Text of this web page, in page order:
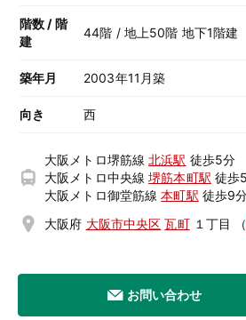
階数 / 階
建
44階 / 地上50階 地下1階建
築年月 2003年11月築
向き 西
大阪メトロ堺筋線北浜駅 徒歩5分
大阪メトロ中央線堺筋本町駅 徒歩
大阪メトロ御堂筋線本町駅 徒歩9
大阪府 大阪市中央区 瓦町 １丁目
お問い合わせ